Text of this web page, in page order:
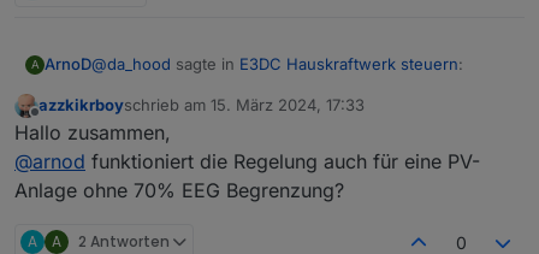
A ArnoD@da_hood sagte in E3DC Hauskraftwerk steuern:
Eigentlich sollte bis 70% Akkuladung E3DC selbst
übernehmen....
Das kommt auf deine Einstellungen, an die ich nicht
kenne. ;-)
Offline
azzkikrboyschrieb am 15. März 2024, 17:33
zuletzt editiert von
Hallo zusammen,
@arnod funktioniert die Regelung auch für eine PV-
Anlage ohne 70% EEG Begrenzung?
A A 2 Antworten 0